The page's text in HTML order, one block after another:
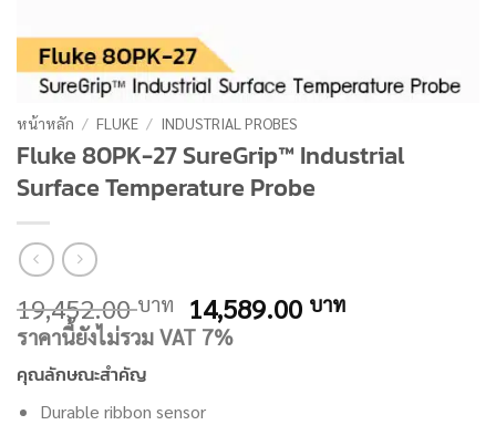
หน้าหลัก / FLUKE / INDUSTRIAL PROBES
Fluke 80PK-27 SureGrip™ Industrial
Surface Temperature Probe
19,452.00บาท Original
price
14,589.00 บาทCurrent
ราคานี้ยังไม่รวม VAT 7%
คุณลักษณะสำคัญ
Durable ribbon sensor